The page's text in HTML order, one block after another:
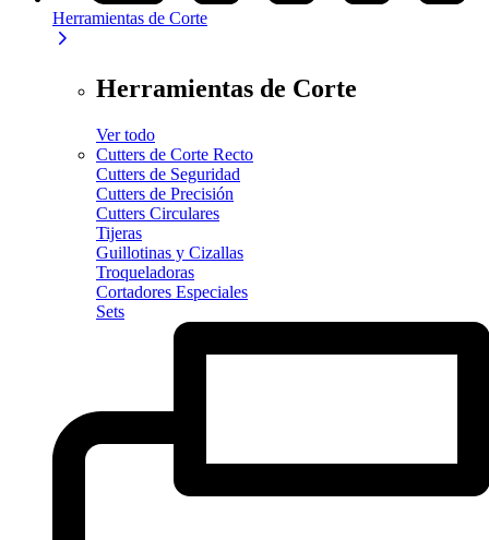
Herramientas de Corte
Herramientas de Corte
Ver todo
Cutters de Corte Recto
Cutters de Seguridad
Cutters de Precisión
Cutters Circulares
Tijeras
Guillotinas y Cizallas
Troqueladoras
Cortadores Especiales
Sets